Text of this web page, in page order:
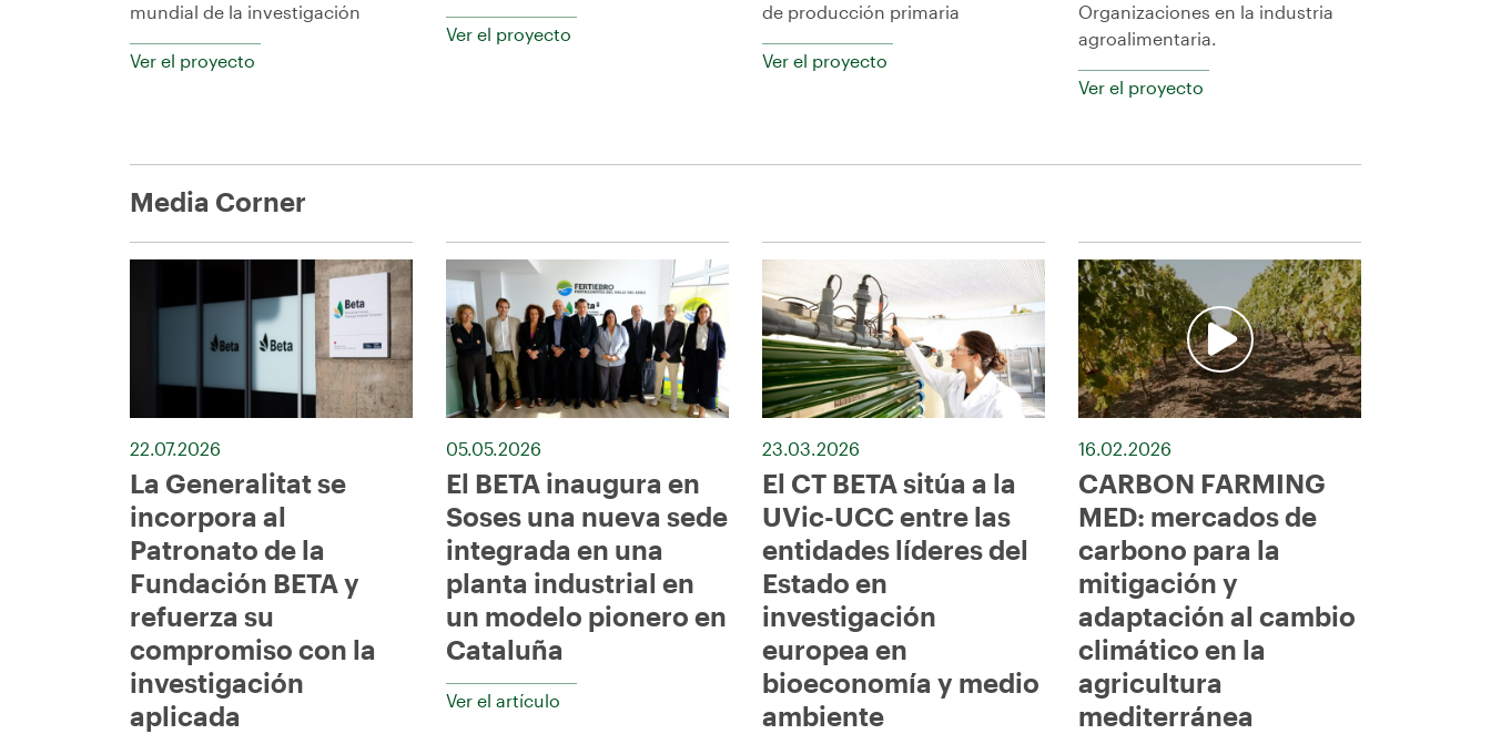
mundial de la investigación
Ver el proyecto
Ver el proyecto
de producción primaria
Ver el proyecto
Organizaciones en la industria
agroalimentaria.
Ver el proyecto
Media Corner
22.07.2026
La Generalitat se
incorpora al
Patronato de la
Fundación BETA y
refuerza su
compromiso con la
investigación
aplicada
05.05.2026
El BETA inaugura en
Soses una nueva sede
integrada en una
planta industrial en
un modelo pionero en
Cataluña
Ver el artículo
23.03.2026
El CT BETA sitúa a la
UVic-UCC entre las
entidades líderes del
Estado en
investigación
europea en
bioeconomía y medio
ambiente
16.02.2026
CARBON FARMING
MED: mercados de
carbono para la
mitigación y
adaptación al cambio
climático en la
agricultura
mediterránea